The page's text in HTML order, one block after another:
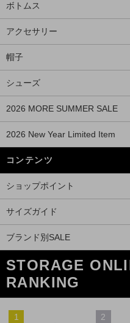
ボトムス
アクセサリー
帽子
シューズ
2026 MORE SUMMER SALE
2026 New Year Limited Item
コンテンツ
ショップポイント
サイズガイド
ブランド別SALE
STORAGE
RANKING
1 2